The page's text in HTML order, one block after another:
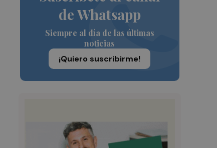
de Whatsapp
Siempre al día de las últimas
noticias
¡Quiero suscribirme!